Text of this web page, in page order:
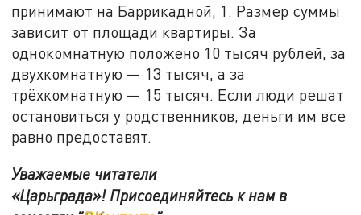
принимают на Баррикадной, 1. Размер суммы
зависит от площади квартиры. За
однокомнатную положено 10 тысяч рублей, за
двухкомнатную — 13 тысяч, а за
трёхкомнатную — 15 тысяч. Если люди решат
остановиться у родственников, деньги им все
равно предоставят.
Уважаемые читатели
«Царьграда»! Присоединяйтесь к нам в